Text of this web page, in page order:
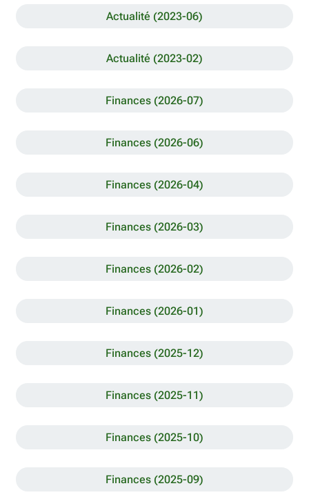
Actualité (2023-06)
Actualité (2023-02)
Finances (2026-07)
Finances (2026-06)
Finances (2026-04)
Finances (2026-03)
Finances (2026-02)
Finances (2026-01)
Finances (2025-12)
Finances (2025-11)
Finances (2025-10)
Finances (2025-09)